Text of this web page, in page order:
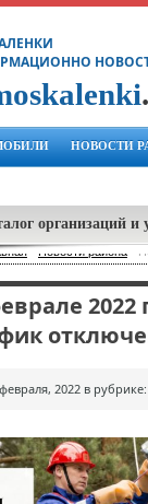
НОВОСТИ
организаций и
-Новости района
2022 в рубрике: